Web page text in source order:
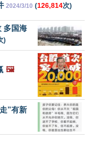
2024/3/10 (126,814次)
多国海
)
🖼️
”有新